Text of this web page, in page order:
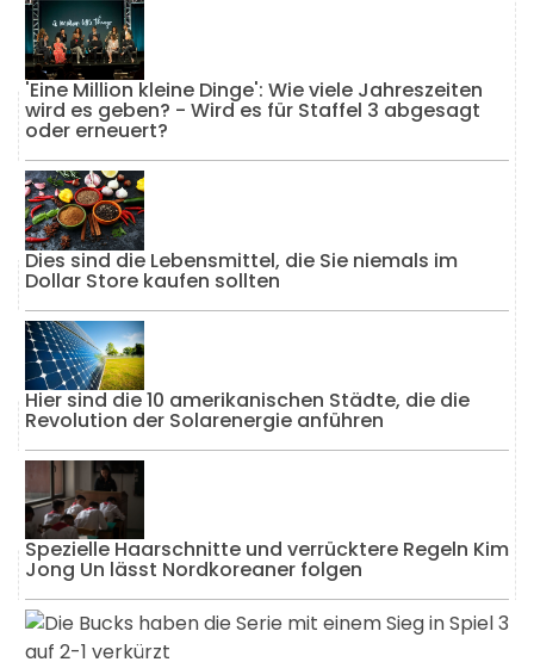
'Eine Million kleine Dinge': Wie viele Jahreszeiten
wird es geben? - Wird es für Staffel 3 abgesagt
oder erneuert?
Dies sind die Lebensmittel, die Sie niemals im
Dollar Store kaufen sollten
Hier sind die 10 amerikanischen Städte, die die
Revolution der Solarenergie anführen
Spezielle Haarschnitte und verrücktere Regeln Kim
Jong Un lässt Nordkoreaner folgen